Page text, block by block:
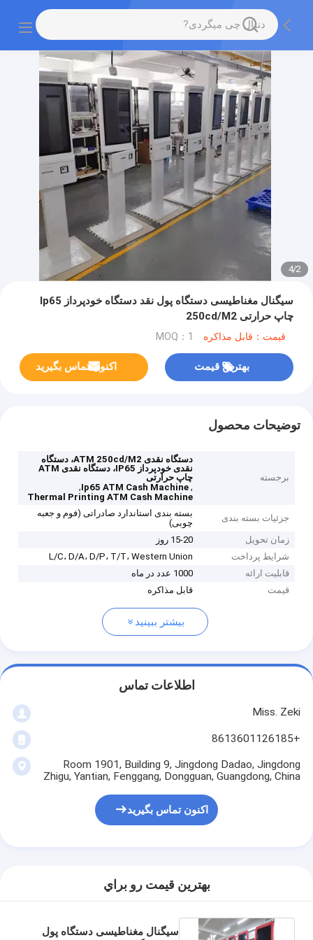
2
/
4
سیگنال مغناطیسی دستگاه پول نقد دستگاه خودپرداز Ip65
چاپ حرارتی 250cd/M2
قیمت：قابل مذاکره MOQ：1
بهترین قیمت اکنون تماس بگیرید
توضیحات محصول
برجسته
دستگاه نقدی ATM 250cd/M2، دستگاه
نقدی خودپرداز IP65، دستگاه نقدی ATM
چاپ حرارتی
,
Ip65 ATM Cash Machine
,
Thermal Printing ATM Cash Machine
جزئیات بسته بندی
بسته بندی استاندارد صادراتی (فوم و جعبه
چوبی)
زمان تحویل
15-20 روز
شرایط پرداخت
L/C، D/A، D/P، T/T، Western Union
قابلیت ارائه
1000 عدد در ماه
قیمت
قابل مذاکره
بیشتر ببینید
اطلاعات تماس
Miss. Zeki
+8613601126185
Room 1901, Building 9, Jingdong Dadao, Jingdong
Zhigu, Yantian, Fenggang, Dongguan, Guangdong, China
اکنون تماس بگیرید
بهترين قيمت رو براي
سیگنال مغناطیسی دستگاه پول